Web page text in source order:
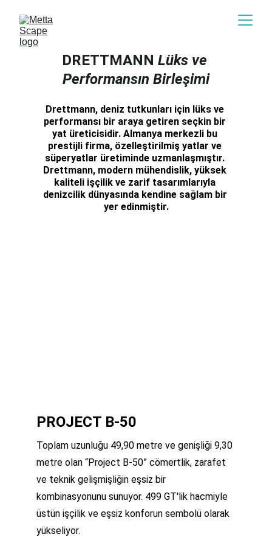
DRETTMANN Lüks ve
Performansın Birleşimi
Drettmann, deniz tutkunları için lüks ve
performansı bir araya getiren seçkin bir
yat üreticisidir. Almanya merkezli bu
prestijli firma, özelleştirilmiş yatlar ve
süperyatlar üretiminde uzmanlaşmıştır.
Drettmann, modern mühendislik, yüksek
kaliteli işçilik ve zarif tasarımlarıyla
denizcilik dünyasında kendine sağlam bir
yer edinmiştir.
PROJECT B-50
Toplam uzunluğu 49,90 metre ve genişliği 9,30
metre olan “Project B-50” cömertlik, zarafet
ve teknik gelişmişliğin eşsiz bir
kombinasyonunu sunuyor. 499 GT'lik hacmiyle
üstün işçilik ve eşsiz konforun sembolü olarak
yükseliyor.